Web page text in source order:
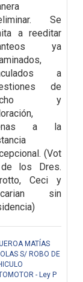
Se
a reeditar
ya
a
de
y
a la
(Vot
los Dres.
Ceci y
sin
MATÍAS
S/ ROBO DE
- Ley P